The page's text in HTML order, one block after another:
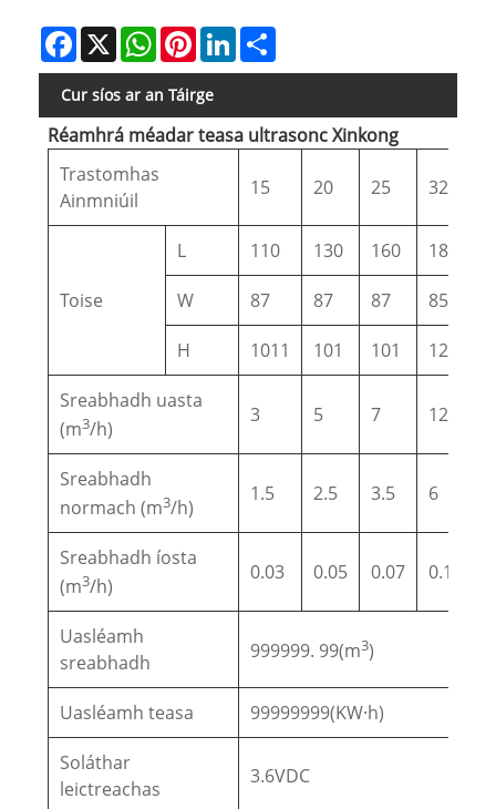
Facebook
X WhatsAppPinterestLinkedIn
Cur síos ar an Táirge
Réamhrá méadar teasa ultrasonc Xinkong
Trastomhas
Ainmniúil
15 20 25 32
Toise
L 110 130 160 180
W 87 87 87 85
H 1011 101 101 125
Sreabhadh uasta
(m3/h)
3 5 7 12
Sreabhadh
normach (m3/h)
1.5 2.5 3.5 6
Sreabhadh íosta
(m3/h)
0.03 0.05 0.07 0.12
Uasléamh
sreabhadh
999999. 99(m3)
Uasléamh teasa 99999999(KW·h)
Soláthar
leictreachas
3.6VDC